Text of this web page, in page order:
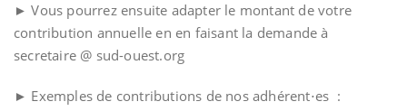
► Vous pourrez ensuite adapter le montant de votre
contribution annuelle en en faisant la demande à
secretaire @ sud-ouest.org
► Exemples de contributions de nos adhérent⋅es :